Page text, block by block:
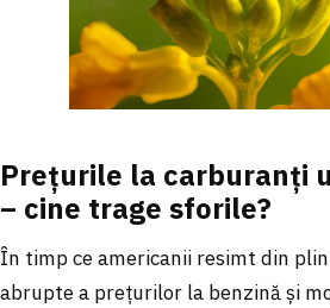
Prețurile la carburanți
– cine trage sforile?
În timp ce americanii resimt din
abrupte a prețurilor la benzină și